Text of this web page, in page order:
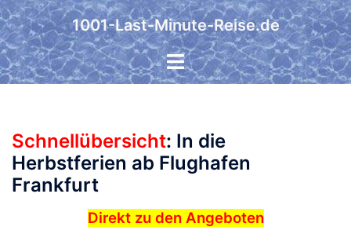
Zum
Inhalt
springen
1001-Last-Minute-Reise.de
Schnellübersicht: In die
Herbstferien ab Flughafen
Frankfurt
Direkt zu den Angeboten